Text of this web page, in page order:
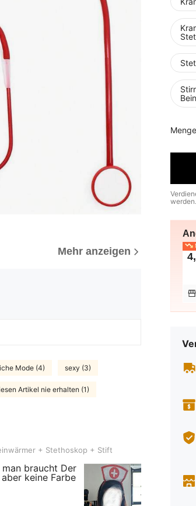
Mehr anzeigen
Mode (4) sexy (3)
Artikel nie erhalten (1)
Stethoskop + Stift+ Stethoskop + Stift
braucht Der
keine Farbe
werden.